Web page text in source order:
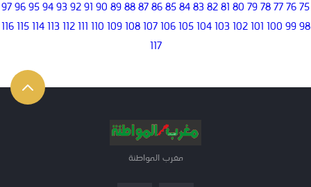
75
76
77
78
79
80
81
82
83
84
85
86
87
88
89
90
91
92
93
94
95
96
97
98
99
100
101
102
103
104
105
106
107
108
109
110
111
112
113
114
115
116
117
مغرب المواطنة